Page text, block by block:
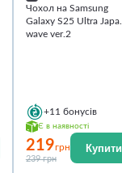
Чохол на Samsung
Galaxy S25 Ultra Japa
wave ver.2
+11 бонусів
Є в наявності
219грн
239 грн
Купити